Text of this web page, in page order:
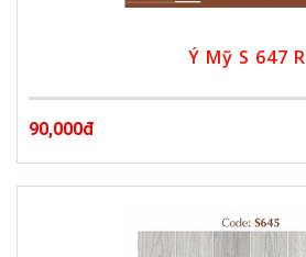
Ý Mỹ S 647 R
90,000đ